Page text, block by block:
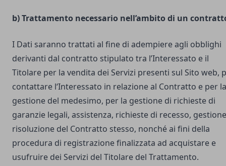
b) Trattamento necessario nell’ambito di un
I Dati saranno trattati al fine di adempiere agli obblighi
derivanti dal contratto stipulato tra l’Interessato e il
Titolare per la vendita dei Servizi presenti sul Sito web,
contattare l‘Interessato in relazione al Contratto e per la
gestione del medesimo, per la gestione di richieste di
garanzie legali, assistenza, richieste di recesso,
risoluzione del Contratto stesso, nonché ai fini della
procedura di registrazione finalizzata ad acquistare e
usufruire dei Servizi del Titolare del Trattamento.